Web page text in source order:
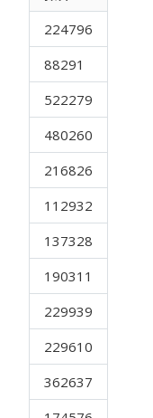
224796
88291
522279
480260
216826
112932
137328
190311
229939
229610
362637